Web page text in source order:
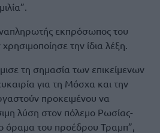
εκπρόσωπος του
την ίδια λέξη.
τη σημασία των επικείμενων
για τη Μόσχα και την
προκειμένου να
λύση στον πόλεμο Ρωσίας-
όραμα του προέδρου Τραμπ”,